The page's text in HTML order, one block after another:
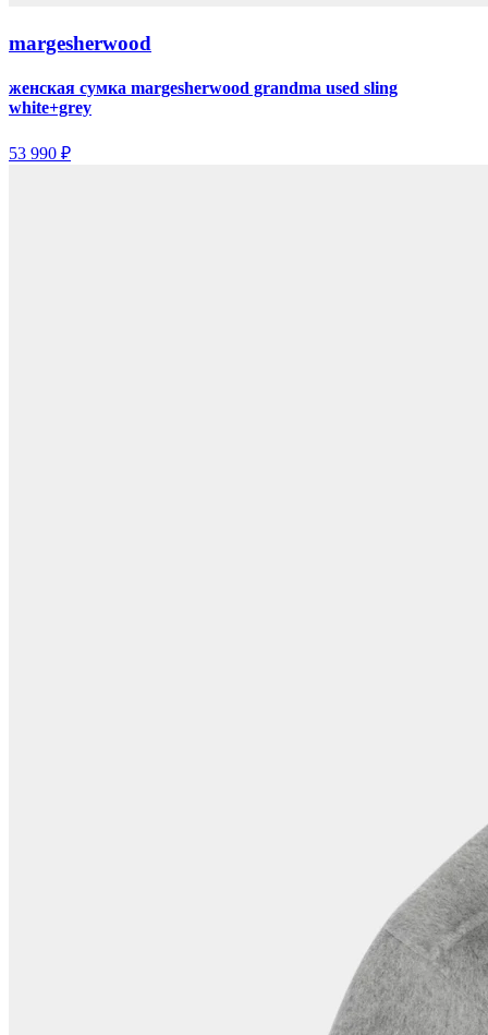
margesherwood
женская сумка margesherwood grandma used sling
white+grey
53 990 ₽